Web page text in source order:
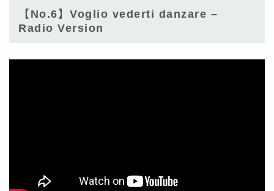
【No.6】Voglio vederti danzare –
Radio Version